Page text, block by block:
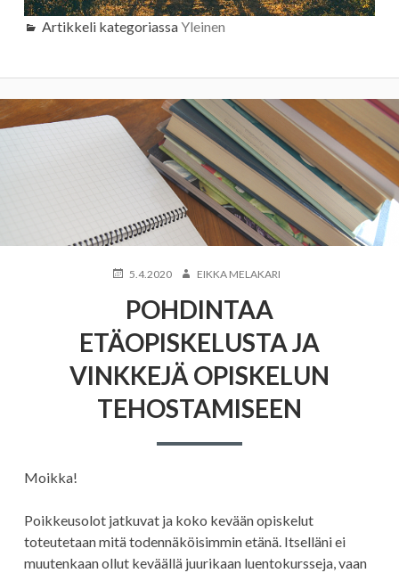
Artikkeli kategoriassaYleinen
JULKAISTU
5.4.2020 KIRJOITTAJA
EIKKA MELAKARI
POHDINTAA
ETÄOPISKELUSTA JA
VINKKEJÄ OPISKELUN
TEHOSTAMISEEN
Moikka!
Poikkeusolot jatkuvat ja koko kevään opiskelut
toteutetaan mitä todennäköisimmin etänä. Itselläni ei
muutenkaan ollut keväällä juurikaan luentokursseja, vaan